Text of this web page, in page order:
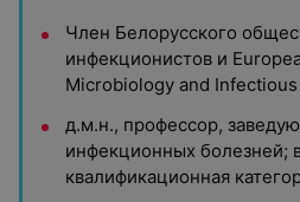
Член Белорусского
инфекционистов и
Microbiology and Infectious
д.м.н., профессор,
инфекционных болезней;
квалификационная